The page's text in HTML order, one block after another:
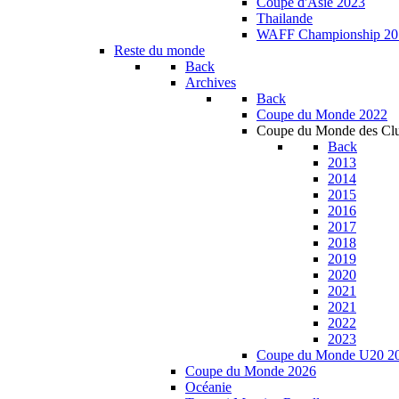
Thailande
WAFF Championship
Reste du monde
Back
Archives
Back
Coupe du Monde 2022
Coupe du Monde des
Back
2013
2014
2015
2016
2017
2018
2019
2020
2021
2021
2022
2023
Coupe du Monde U20
Coupe du Monde 2026
Océanie